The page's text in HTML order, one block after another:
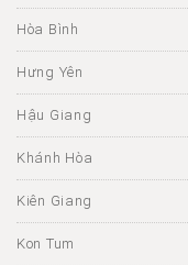
Hòa Bình
Hưng Yên
Hậu Giang
Khánh Hòa
Kiên Giang
Kon Tum